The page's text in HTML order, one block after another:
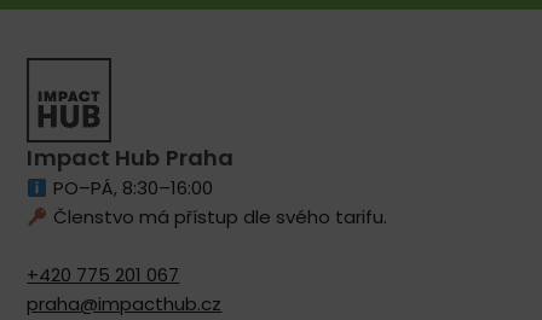
Impact Hub Praha
PO–PÁ, 8:30–16:00
Členstvo má přístup dle svého tarifu.
+420 775 201 067
praha@impacthub.cz